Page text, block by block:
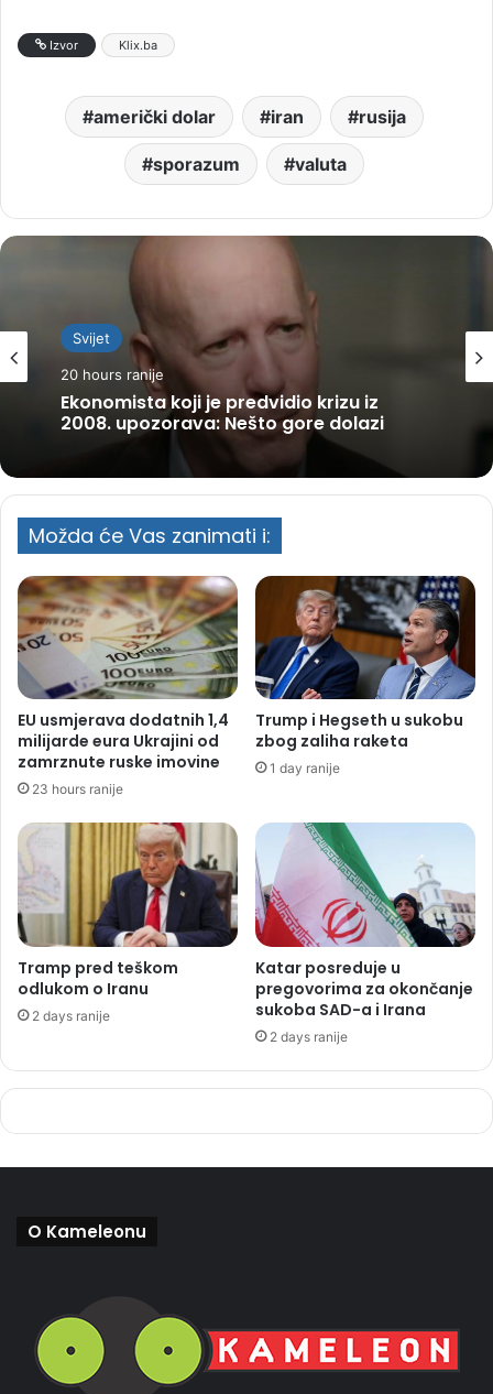
Izvor Klix.ba
američki dolar iran rusija
sporazum valuta
Svijet
20 hours ranije
Ekonomista koji je predvidio krizu iz
2008. upozorava: Nešto gore dolazi
Možda će Vas zanimati i:
EU usmjerava dodatnih 1,4
milijarde eura Ukrajini od
zamrznute ruske imovine
23 hours ranije
Trump i Hegseth u sukobu
zbog zaliha raketa
1 day ranije
Tramp pred teškom
odlukom o Iranu
2 days ranije
Katar posreduje u
pregovorima za okončanje
sukoba SAD-a i Irana
2 days ranije
O Kameleonu